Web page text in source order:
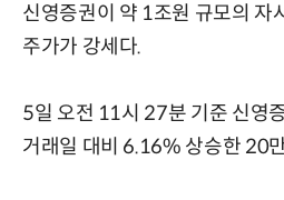
신영증권이 약 1조원 규모의 자
주가가 강세다.
5일 오전 11시 27분 기준 신영
거래일 대비 6.16% 상승한 20